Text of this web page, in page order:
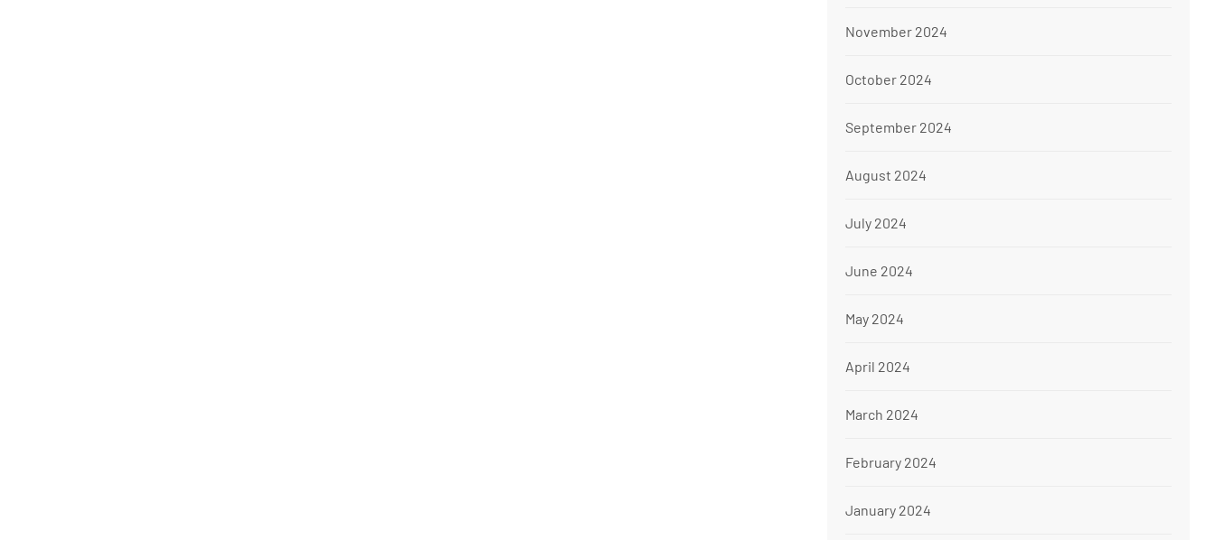
November 2024
October 2024
September 2024
August 2024
July 2024
June 2024
May 2024
April 2024
March 2024
February 2024
January 2024